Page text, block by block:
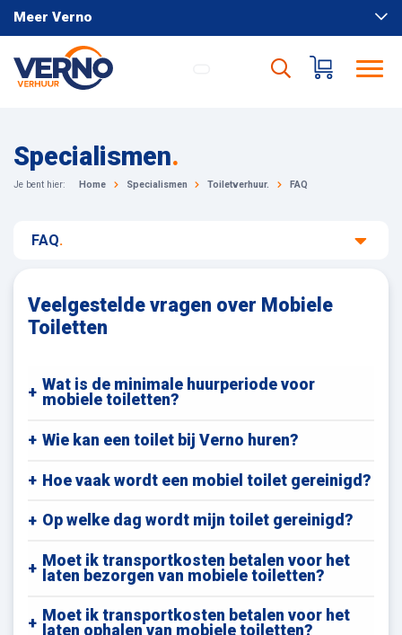
Meer Verno
Specialismen.
Je bent hier: Home Specialismen Toiletverhuur. FAQ
FAQ.
Veelgestelde vragen over Mobiele
Toiletten
Wat is de minimale huurperiode voor
mobiele toiletten?
Wie kan een toilet bij Verno huren?
Hoe vaak wordt een mobiel toilet gereinigd?
Op welke dag wordt mijn toilet gereinigd?
Moet ik transportkosten betalen voor het
laten bezorgen van mobiele toiletten?
Moet ik transportkosten betalen voor het
laten ophalen van mobiele toiletten?